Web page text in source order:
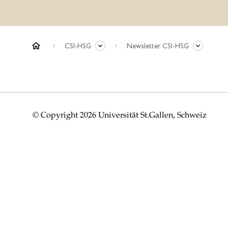
home CSI-HSG Newsletter CSI-HSG
© Copyright 2026 Universität St.Gallen, Schweiz